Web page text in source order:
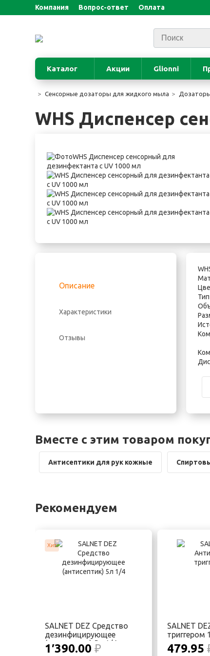
Компания Вопрос-ответ Оплата
Каталог Акции Glionni
Сенсорные дозаторы для жидкого мыла
WHS Диспенсер
Описание
Характеристики
Отзывы
Вместе с этим товаром
Антисептики для рук кожные
Рекомендуем
Хит
SALNET DEZ Средство
дезинфицирующее
(антисептик) 5л 1/4
1′390.00 ₽
SALNET
триггером
479.95